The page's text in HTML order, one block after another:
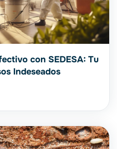
con SEDESA: Tu
Indeseados